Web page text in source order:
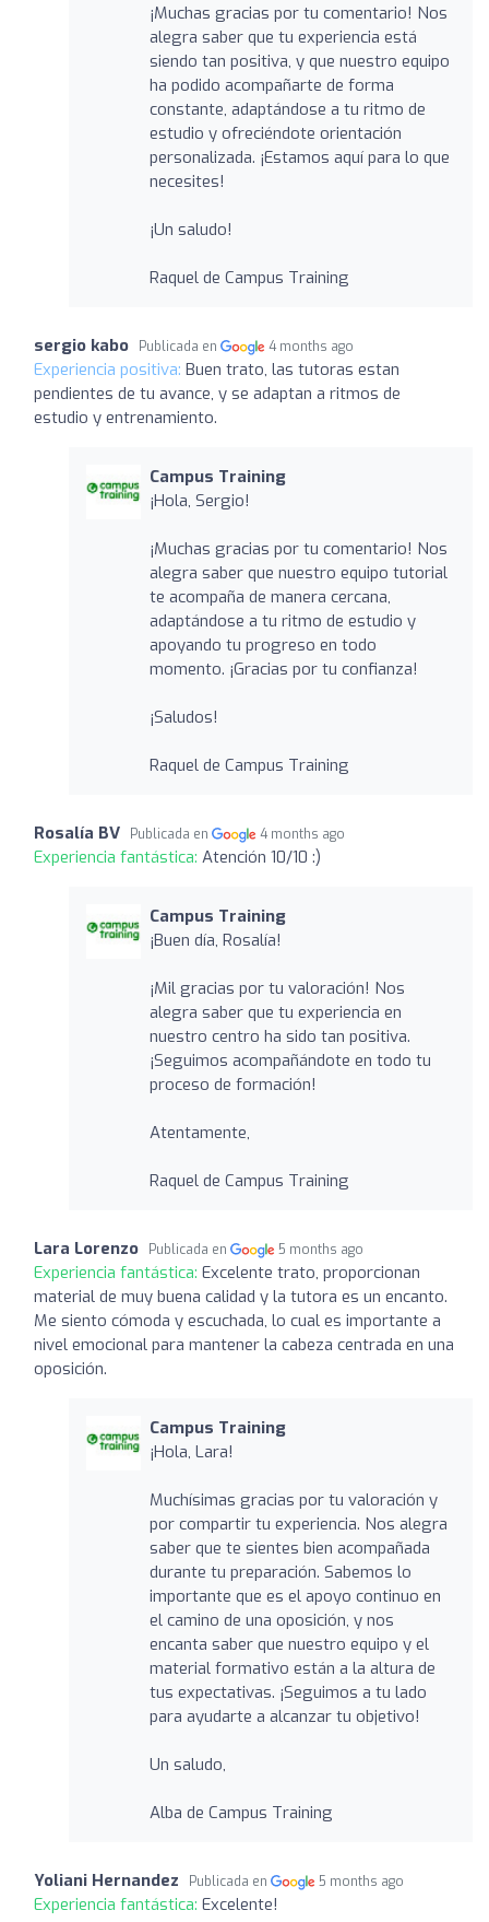
¡Muchas gracias por tu comentario! Nos
alegra saber que tu experiencia está
siendo tan positiva, y que nuestro equipo
ha podido acompañarte de forma
constante, adaptándose a tu ritmo de
estudio y ofreciéndote orientación
personalizada. ¡Estamos aquí para lo que
necesites!
¡Un saludo!
Raquel de Campus Training
sergio kabo Publicada en 4 months ago
Experiencia positiva: Buen trato, las tutoras estan
pendientes de tu avance, y se adaptan a ritmos de
estudio y entrenamiento.
Campus Training
¡Hola, Sergio!
¡Muchas gracias por tu comentario! Nos
alegra saber que nuestro equipo tutorial
te acompaña de manera cercana,
adaptándose a tu ritmo de estudio y
apoyando tu progreso en todo
momento. ¡Gracias por tu confianza!
¡Saludos!
Raquel de Campus Training
Rosalía BV Publicada en 4 months ago
Experiencia fantástica: Atención 10/10 :)
Campus Training
¡Buen día, Rosalía!
¡Mil gracias por tu valoración! Nos
alegra saber que tu experiencia en
nuestro centro ha sido tan positiva.
¡Seguimos acompañándote en todo tu
proceso de formación!
Atentamente,
Raquel de Campus Training
Lara Lorenzo Publicada en 5 months ago
Experiencia fantástica: Excelente trato, proporcionan
material de muy buena calidad y la tutora es un encanto.
Me siento cómoda y escuchada, lo cual es importante a
nivel emocional para mantener la cabeza centrada en una
oposición.
Campus Training
¡Hola, Lara!
Muchísimas gracias por tu valoración y
por compartir tu experiencia. Nos alegra
saber que te sientes bien acompañada
durante tu preparación. Sabemos lo
importante que es el apoyo continuo en
el camino de una oposición, y nos
encanta saber que nuestro equipo y el
material formativo están a la altura de
tus expectativas. ¡Seguimos a tu lado
para ayudarte a alcanzar tu objetivo!
Un saludo,
Alba de Campus Training
Yoliani Hernandez Publicada en 5 months ago
Experiencia fantástica: Excelente!